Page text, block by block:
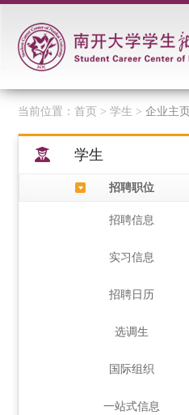
当前位置： 首页 > 学生 > 企业主页
学生
招聘职位
招聘信息
实习信息
招聘日历
选调生
国际组织
一站式信息